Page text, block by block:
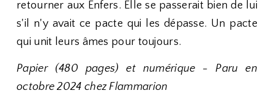
retourner aux Enfers. Elle se passerait bien de lui
s'il n'y avait ce pacte qui les dépasse. Un pacte
qui unit leurs âmes pour toujours.
Papier (480 pages) et numérique - Paru en
octobre 2024 chez Flammarion